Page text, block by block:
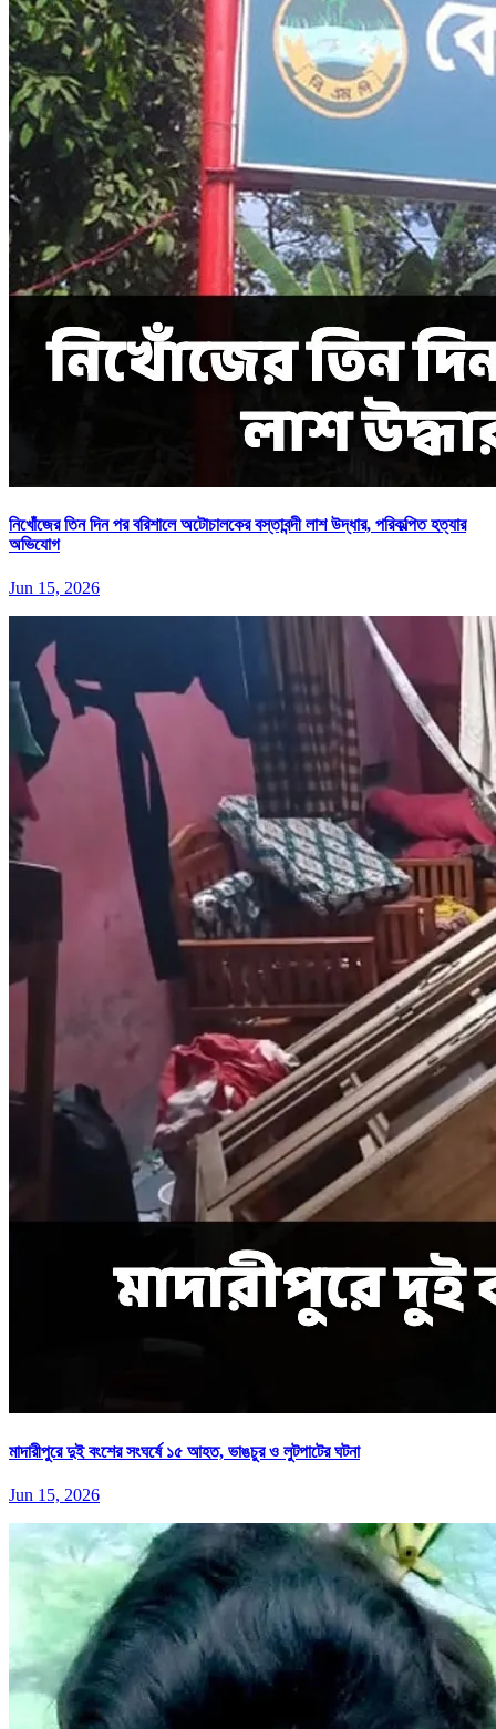
নিখোঁজের তিন দিন পর বরিশালে অটোচালকের বস্তাবন্দী লাশ উদ্ধার, পরিকল্পিত হত্যার
অভিযোগ
Jun 15, 2026
মাদারীপুরে দুই বংশের সংঘর্ষে ১৫ আহত, ভাঙচুর ও লুটপাটের ঘটনা
Jun 15, 2026